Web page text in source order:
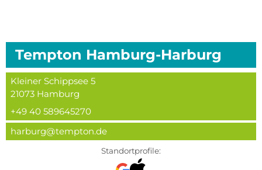
Tempton Hamburg-Harburg
Kleiner Schippsee 5
21073 Hamburg
+49 40 589645270
harburg@tempton.de
Standortprofile: